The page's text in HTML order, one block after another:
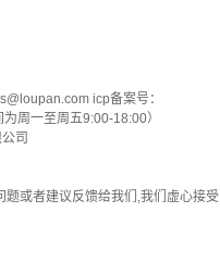
icp备案号：
周一至周五9:00-18:00）
司
或者建议反馈给我们,我们虚心接受